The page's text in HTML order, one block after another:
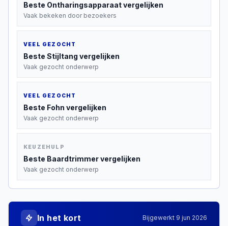
Beste Ontharingsapparaatvergelijken
Vaak bekeken door bezoekers
VEEL GEZOCHT
Beste Stijltang vergelijken
Vaak gezocht onderwerp
VEEL GEZOCHT
Beste Fohn vergelijken
Vaak gezocht onderwerp
KEUZEHULP
Beste Baardtrimmervergelijken
Vaak gezocht onderwerp
In het kort Bijgewerkt 9 jun 2026